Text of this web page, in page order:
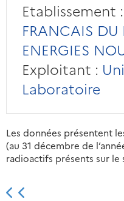
Etablissement :
FRANCAIS DU
ENERGIES
Exploitant :
Laboratoire
Les données présentent
(au 31 décembre de
radioactifs présents sur le